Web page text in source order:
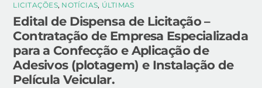
LICITAÇÕES, NOTÍCIAS, ÚLTIMAS
Edital de Dispensa de Licitação –
Contratação de Empresa Especializada
para a Confecção e Aplicação de
Adesivos (plotagem) e Instalação de
Película Veicular.